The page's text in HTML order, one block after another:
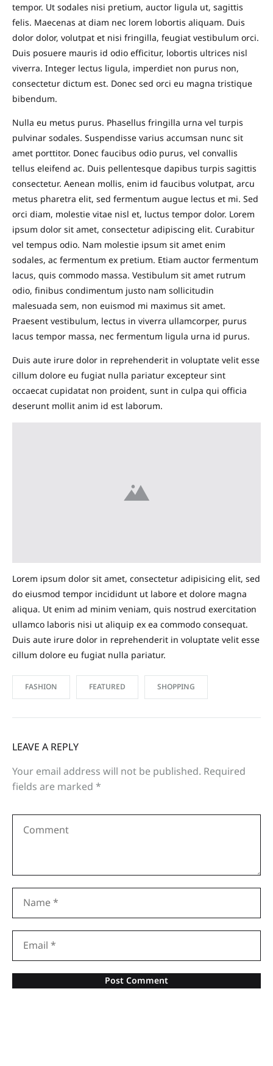
tempor. Ut sodales nisi pretium, auctor ligula ut, sagittis
felis. Maecenas at diam nec lorem lobortis aliquam. Duis
dolor dolor, volutpat et nisi fringilla, feugiat vestibulum orci.
Duis posuere mauris id odio efficitur, lobortis ultrices nisl
viverra. Integer lectus ligula, imperdiet non purus non,
consectetur dictum est. Donec sed orci eu magna tristique
bibendum.
Nulla eu metus purus. Phasellus fringilla urna vel turpis
pulvinar sodales. Suspendisse varius accumsan nunc sit
amet porttitor. Donec faucibus odio purus, vel convallis
tellus eleifend ac. Duis pellentesque dapibus turpis sagittis
consectetur. Aenean mollis, enim id faucibus volutpat, arcu
metus pharetra elit, sed fermentum augue lectus et mi. Sed
orci diam, molestie vitae nisl et, luctus tempor dolor. Lorem
ipsum dolor sit amet, consectetur adipiscing elit. Curabitur
vel tempus odio. Nam molestie ipsum sit amet enim
sodales, ac fermentum ex pretium. Etiam auctor fermentum
lacus, quis commodo massa. Vestibulum sit amet rutrum
odio, finibus condimentum justo nam sollicitudin
malesuada sem, non euismod mi maximus sit amet.
Praesent vestibulum, lectus in viverra ullamcorper, purus
lacus tempor massa, nec fermentum ligula urna id purus.
Duis aute irure dolor in reprehenderit in voluptate velit esse
cillum dolore eu fugiat nulla pariatur excepteur sint
occaecat cupidatat non proident, sunt in culpa qui officia
deserunt mollit anim id est laborum.
Lorem ipsum dolor sit amet, consectetur adipisicing elit, sed
do eiusmod tempor incididunt ut labore et dolore magna
aliqua. Ut enim ad minim veniam, quis nostrud exercitation
ullamco laboris nisi ut aliquip ex ea commodo consequat.
Duis aute irure dolor in reprehenderit in voluptate velit esse
cillum dolore eu fugiat nulla pariatur.
FASHION FEATURED SHOPPING
LEAVE A REPLY
Your email address will not be published. Required
fields are marked *